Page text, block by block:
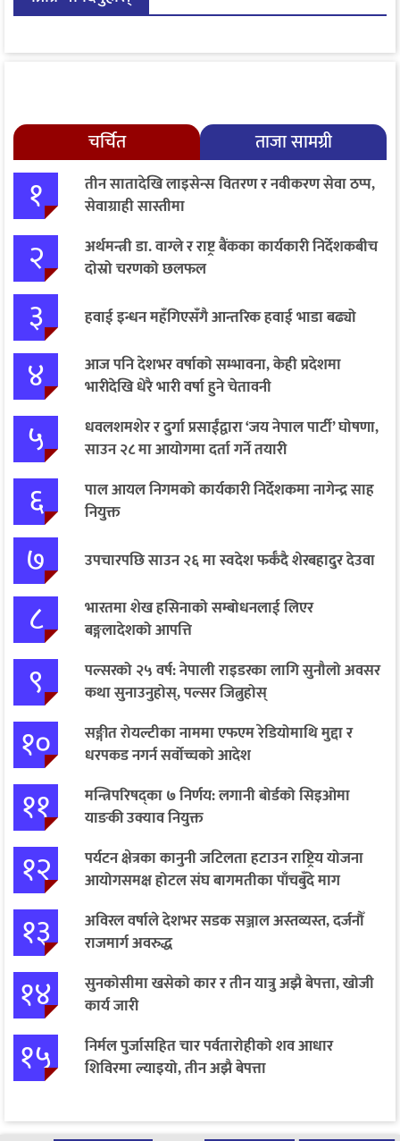
चर्चित ताजा सामग्री
१
तीन सातादेखि लाइसेन्स वितरण र नवीकरण सेवा ठप्प,
सेवाग्राही सास्तीमा
२
अर्थमन्त्री डा. वाग्ले र राष्ट्र बैंकका कार्यकारी निर्देशकबीच
दोस्रो चरणको छलफल
३ हवाई इन्धन महँगिएसँगै आन्तरिक हवाई भाडा बढ्यो
४
आज पनि देशभर वर्षाको सम्भावना, केही प्रदेशमा
भारीदेखि धेरै भारी वर्षा हुने चेतावनी
५
धवलशमशेर र दुर्गा प्रसाईंद्वारा ‘जय नेपाल पार्टी’ घोषणा,
साउन २८ मा आयोगमा दर्ता गर्ने तयारी
६
पाल आयल निगमको कार्यकारी निर्देशकमा नागेन्द्र साह
नियुक्त
७ उपचारपछि साउन २६ मा स्वदेश फर्कँदै शेरबहादुर देउवा
८
भारतमा शेख हसिनाको सम्बोधनलाई लिएर
बङ्गलादेशको आपत्ति
९
पल्सरको २५ वर्ष: नेपाली राइडरका लागि सुनौलो अवसर
कथा सुनाउनुहोस्, पल्सर जित्नुहोस्
१०
सङ्गीत रोयल्टीका नाममा एफएम रेडियोमाथि मुद्दा र
धरपकड नगर्न सर्वोच्चको आदेश
११
मन्त्रिपरिषद्का ७ निर्णय: लगानी बोर्डको सिइओमा
याङकी उक्याव नियुक्त
१२
पर्यटन क्षेत्रका कानुनी जटिलता हटाउन राष्ट्रिय योजना
आयोगसमक्ष होटल संघ बागमतीका पाँचबुँदे माग
१३
अविरल वर्षाले देशभर सडक सञ्जाल अस्तव्यस्त, दर्जनौँ
राजमार्ग अवरुद्ध
१४
सुनकोसीमा खसेको कार र तीन यात्रु अझै बेपत्ता, खोजी
कार्य जारी
१५
निर्मल पुर्जासहित चार पर्वतारोहीको शव आधार
शिविरमा ल्याइयो, तीन अझै बेपत्ता